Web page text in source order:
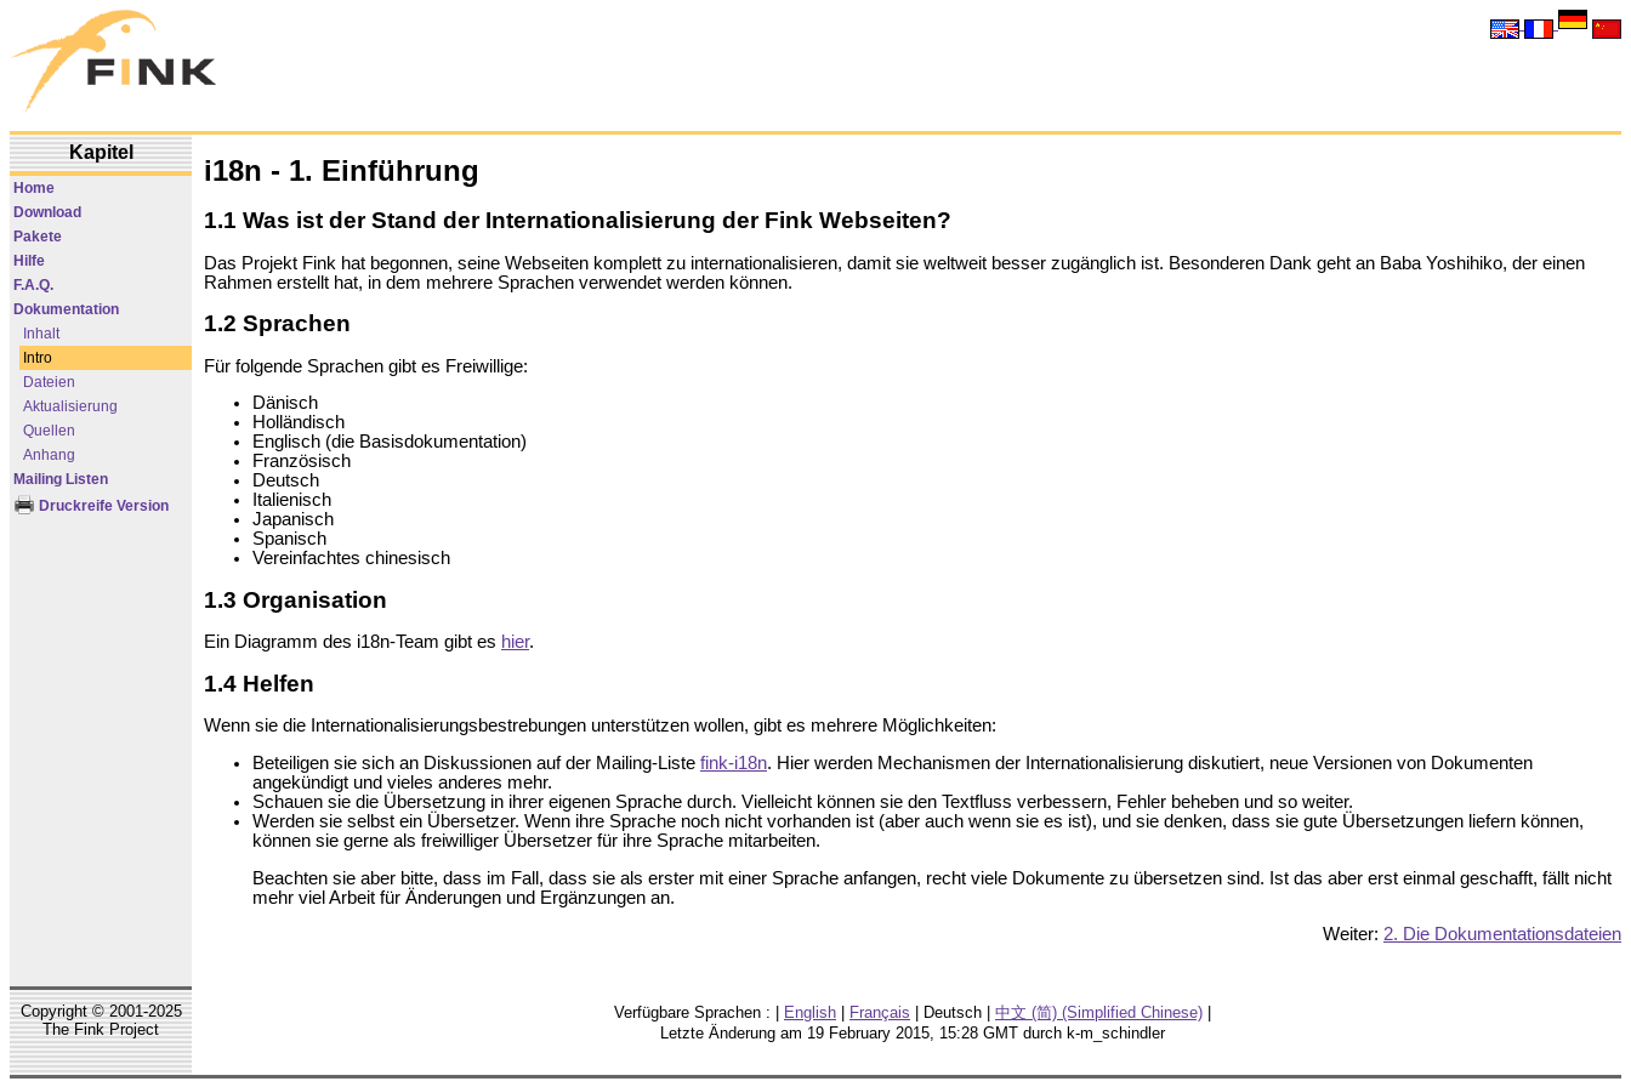
Kapitel
Home
Download
Pakete
Hilfe
F.A.Q.
Dokumentation
Inhalt
Intro
Dateien
Aktualisierung
Quellen
Anhang
Mailing Listen
Druckreife Version
i18n - 1. Einführung
1.1 Was ist der Stand der Internationalisierung der Fink Webseiten?
Das Projekt Fink hat begonnen, seine Webseiten komplett zu internationalisieren, damit sie weltweit besser zugänglich ist. Besonderen Dank geht an Baba Yoshihiko, der einen
Rahmen erstellt hat, in dem mehrere Sprachen verwendet werden können.
1.2 Sprachen
Für folgende Sprachen gibt es Freiwillige:
Dänisch
Holländisch
Englisch (die Basisdokumentation)
Französisch
Deutsch
Italienisch
Japanisch
Spanisch
Vereinfachtes chinesisch
1.3 Organisation
Ein Diagramm des i18n-Team gibt es hier.
1.4 Helfen
Wenn sie die Internationalisierungsbestrebungen unterstützen wollen, gibt es mehrere Möglichkeiten:
Beteiligen sie sich an Diskussionen auf der Mailing-Liste fink-i18n. Hier werden Mechanismen der Internationalisierung diskutiert, neue Versionen von Dokumenten
angekündigt und vieles anderes mehr.
Schauen sie die Übersetzung in ihrer eigenen Sprache durch. Vielleicht können sie den Textfluss verbessern, Fehler beheben und so weiter.
Werden sie selbst ein Übersetzer. Wenn ihre Sprache noch nicht vorhanden ist (aber auch wenn sie es ist), und sie denken, dass sie gute Übersetzungen liefern können,
können sie gerne als freiwilliger Übersetzer für ihre Sprache mitarbeiten.
Beachten sie aber bitte, dass im Fall, dass sie als erster mit einer Sprache anfangen, recht viele Dokumente zu übersetzen sind. Ist das aber erst einmal geschafft, fällt nicht
mehr viel Arbeit für Änderungen und Ergänzungen an.
Weiter: 2. Die Dokumentationsdateien
Copyright © 2001-2025
The Fink Project
Verfügbare Sprachen : | English Français | Deutsch | 中文 (简) (Simplified Chinese)
Letzte Änderung am 19 February 2015, 15:28 GMT durch k-m_schindler